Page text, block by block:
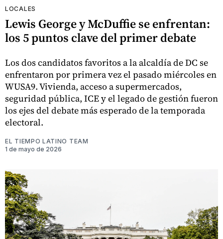
LOCALES
Lewis George y McDuffie se enfrentan:
los 5 puntos clave del primer debate
Los dos candidatos favoritos a la alcaldía de DC se
enfrentaron por primera vez el pasado miércoles en
WUSA9. Vivienda, acceso a supermercados,
seguridad pública, ICE y el legado de gestión fueron
los ejes del debate más esperado de la temporada
electoral.
EL TIEMPO LATINO TEAM
1 de mayo de 2026